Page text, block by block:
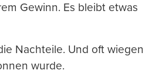
Gewinn. Es bleibt etwas
Nachteile. Und oft wiegen
wurde.